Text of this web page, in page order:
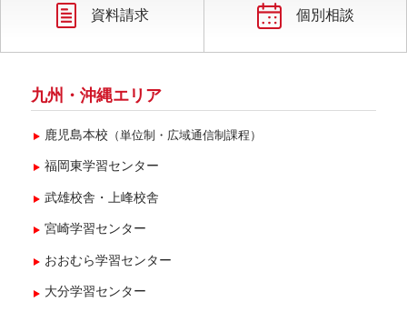
2025年2月(3)
資料請求 個別相談
九州・沖縄エリア
鹿児島本校 （単位制・広域通信制課程）
福岡東学習センター
武雄校舎・上峰校舎
宮崎学習センター
おおむら学習センター
大分学習センター